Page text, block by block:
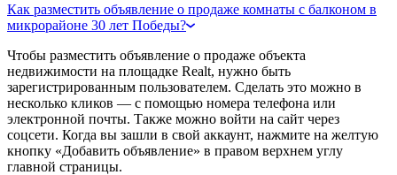
Как разместить объявление о продаже комнаты с балконом в
микрорайоне 30 лет Победы?
Чтобы разместить объявление о продаже объекта
недвижимости на площадке Realt, нужно быть
зарегистрированным пользователем. Сделать это можно в
несколько кликов — с помощью номера телефона или
электронной почты. Также можно войти на сайт через
соцсети. Когда вы зашли в свой аккаунт, нажмите на желтую
кнопку «Добавить объявление» в правом верхнем углу
главной страницы.